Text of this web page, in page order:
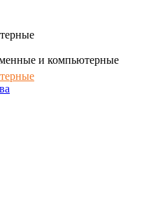
и компьютерные